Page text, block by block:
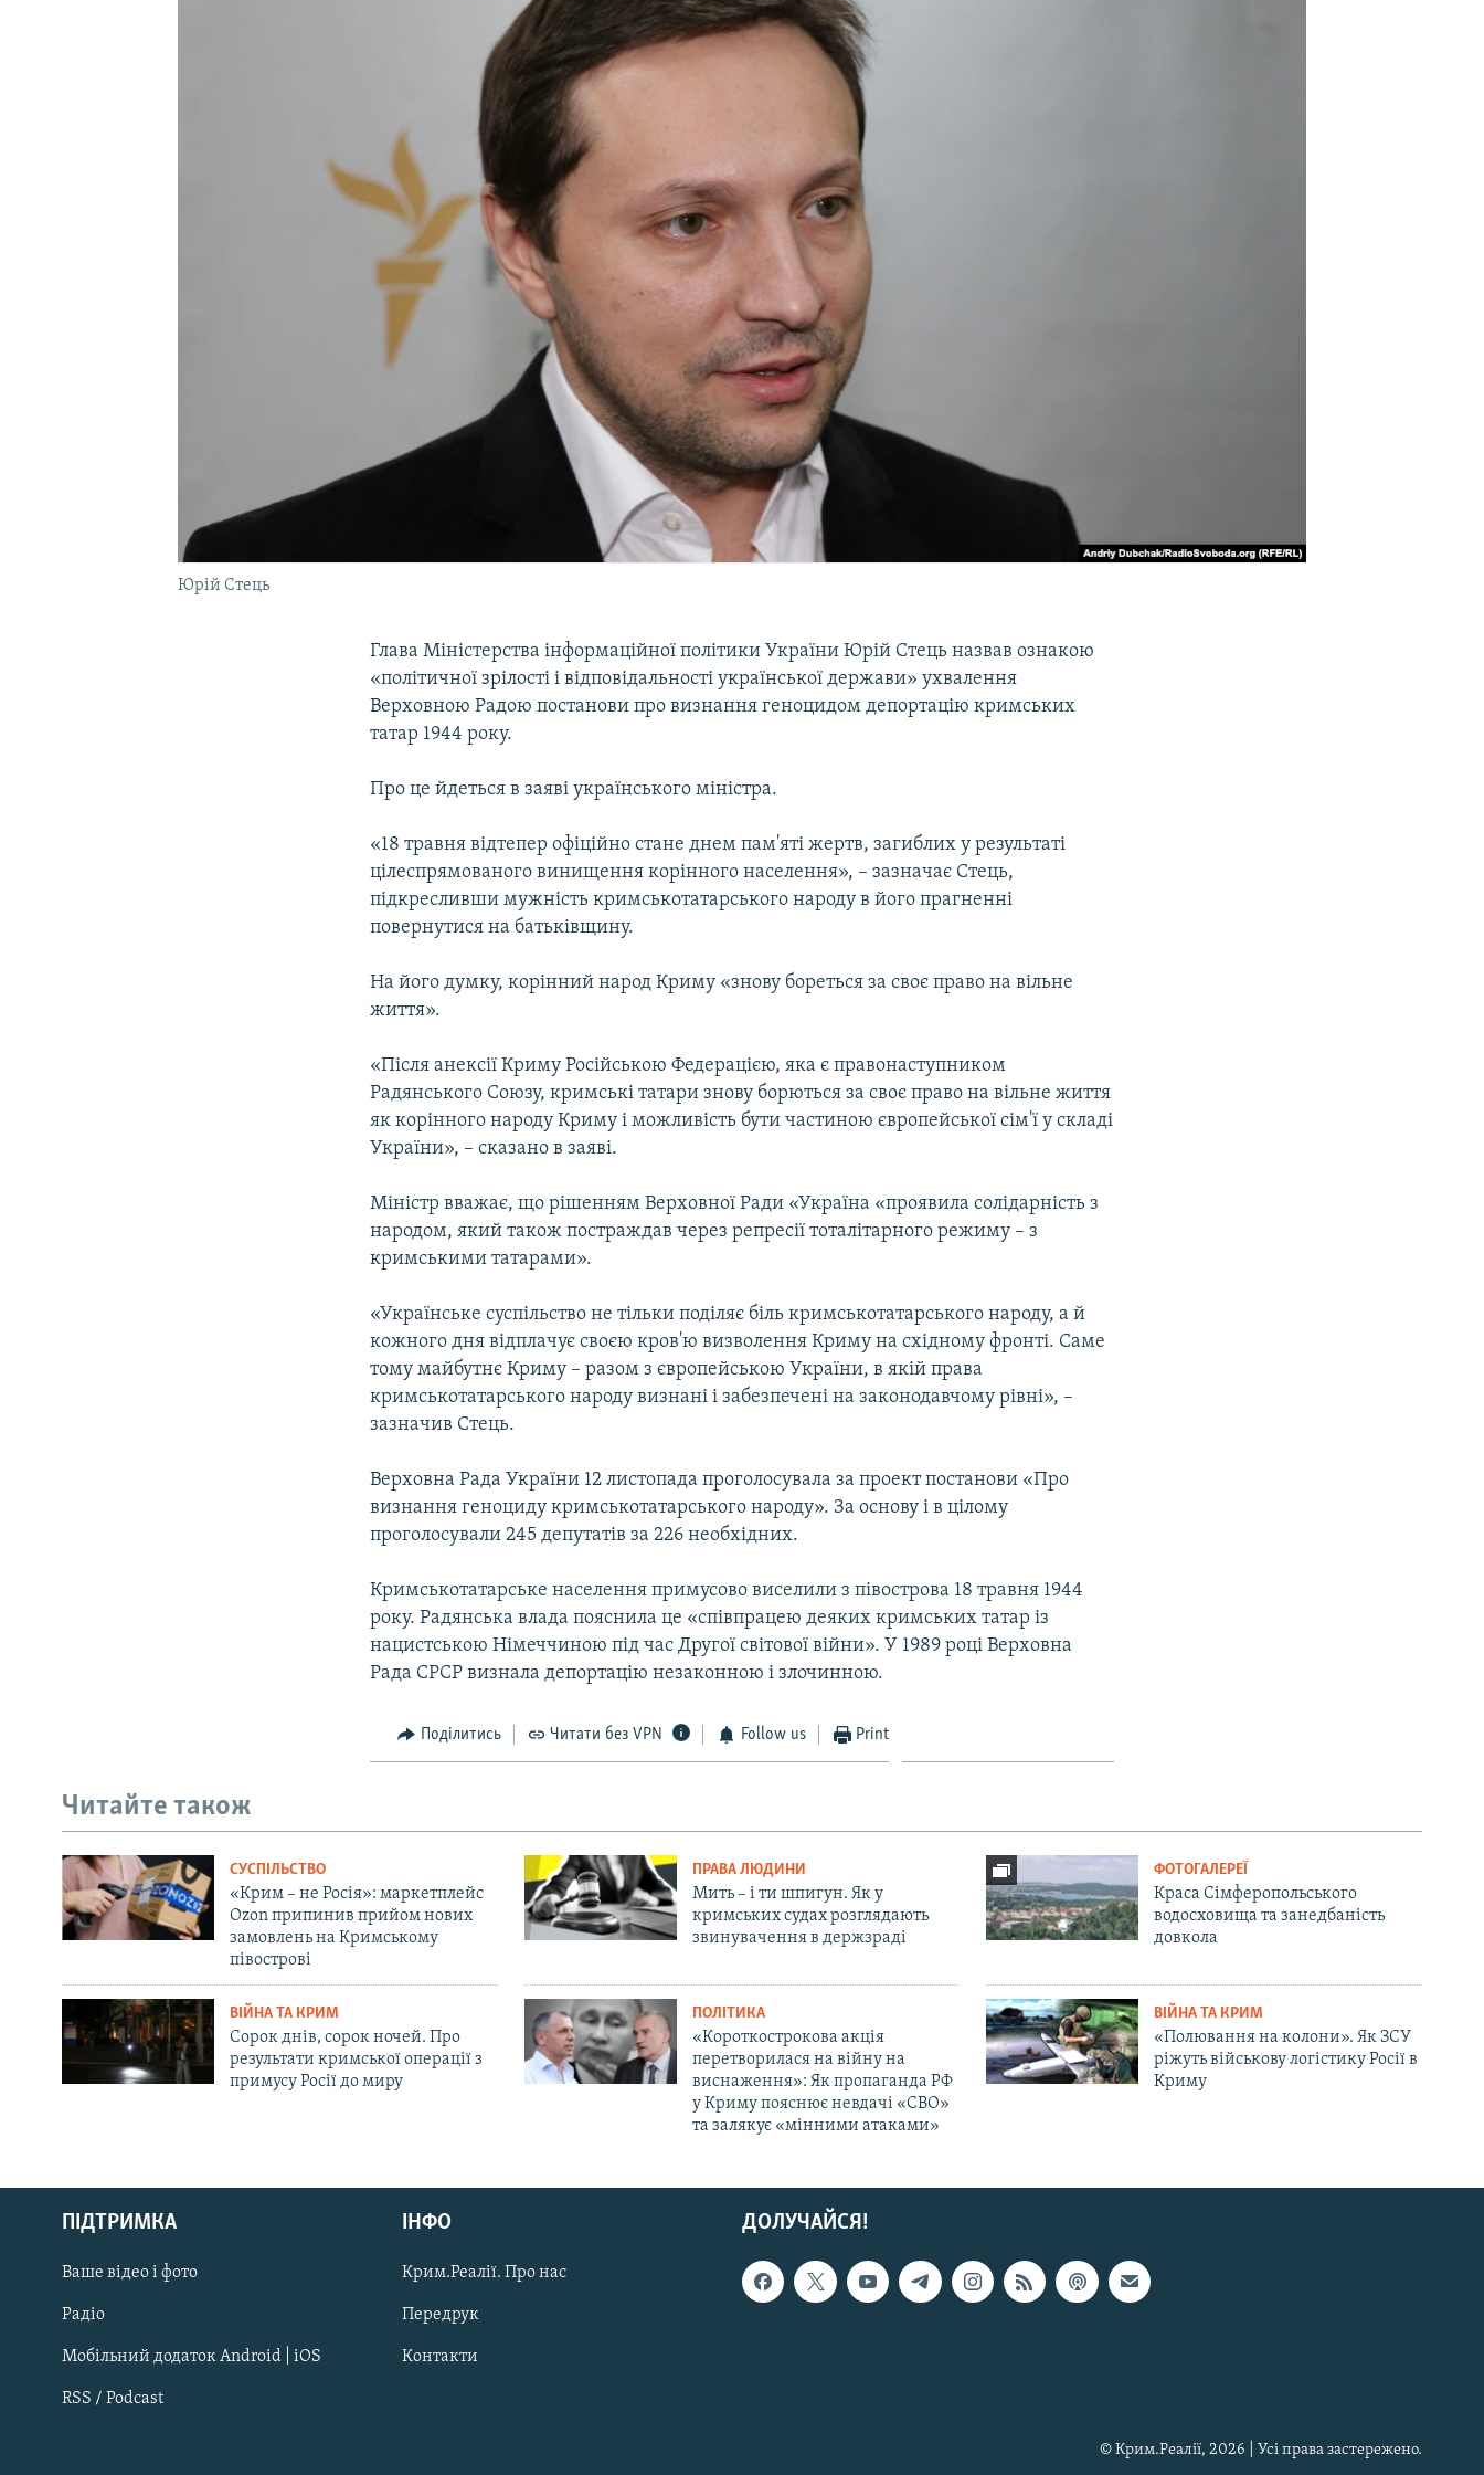
Русский
Qırımtatar
ДОЛУЧАЙСЯ!
Юрій Стець
Глава Міністерства інформаційної політики України Юрій Стець назвав ознакою
«політичної зрілості і відповідальності української держави» ухвалення
Верховною Радою постанови про визнання геноцидом депортацію кримських
татар 1944 року.
Про це йдеться в заяві українського міністра.
«18 травня відтепер офіційно стане днем пам'яті жертв, загиблих у результаті
цілеспрямованого винищення корінного населення», – зазначає Стець,
підкресливши мужність кримськотатарського народу в його прагненні
повернутися на батьківщину.
На його думку, корінний народ Криму «знову бореться за своє право на вільне
життя».
«Після анексії Криму Російською Федерацією, яка є правонаступником
Радянського Союзу, кримські татари знову борються за своє право на вільне життя
як корінного народу Криму і можливість бути частиною європейської сім'ї у складі
України», – сказано в заяві.
Міністр вважає, що рішенням Верховної Ради «Україна «проявила солідарність з
народом, який також постраждав через репресії тоталітарного режиму – з
кримськими татарами».
«Українське суспільство не тільки поділяє біль кримськотатарського народу, а й
кожного дня відплачує своєю кров'ю визволення Криму на східному фронті. Саме
тому майбутнє Криму – разом з європейською України, в якій права
кримськотатарського народу визнані і забезпечені на законодавчому рівні», –
зазначив Стець.
Верховна Рада України 12 листопада проголосувала за проект постанови «Про
визнання геноциду кримськотатарського народу». За основу і в цілому
проголосували 245 депутатів за 226 необхідних.
Кримськотатарське населення примусово виселили з півострова 18 травня 1944
року. Радянська влада пояснила це «співпрацею деяких кримських татар із
нацистською Німеччиною під час Другої світової війни». У 1989 році Верховна
Рада СРСР визнала депортацію незаконною і злочинною.
Поділитись Читати без VPN Follow us Print
Читайте також
СУСПІЛЬСТВО
«Крим – не Росія»: маркетплейс
Ozon припинив прийом нових
замовлень на Кримському
півострові
ПРАВА ЛЮДИНИ
Мить – і ти шпигун. Як у
кримських судах розглядають
звинувачення в держзраді
ФОТОГАЛЕРЕЇ
Краса Сімферопольського
водосховища та занедбаність
довкола
ВІЙНА ТА КРИМ
Сорок днів, сорок ночей. Про
результати кримської операції з
примусу Росії до миру
ПОЛІТИКА
«Короткострокова акція
перетворилася на війну на
виснаження»: Як пропаганда РФ
у Криму пояснює невдачі «СВО»
та залякує «мінними атаками»
ВІЙНА ТА КРИМ
«Полювання на колони». Як ЗСУ
ріжуть військову логістику Росії в
Криму
ДОЛУЧАЙСЯ!
ПІДТРИМКА
Ваше відео і фото
Радіо
Мобільний додаток Android | iOS
RSS / Podcast
ІНФО
Крим.Реалії. Про нас
Передрук
Контакти
© Крим.Реалії, 2026 | Усі права застережено.